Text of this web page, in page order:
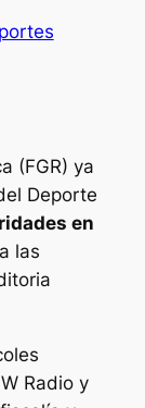
(FGR) ya
Deporte
en
las
Radio y